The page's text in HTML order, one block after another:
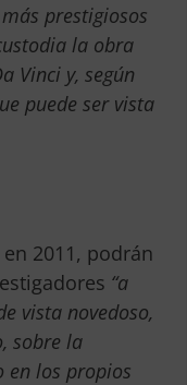
prestigiosos
la obra
Vinci y, según
puede ser vista
2011, podrán
“a
vista novedoso,
sobre la
en los propios